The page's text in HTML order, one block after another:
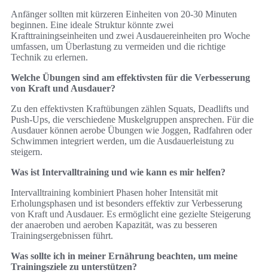
Anfänger sollten mit kürzeren Einheiten von 20-30 Minuten
beginnen. Eine ideale Struktur könnte zwei
Krafttrainingseinheiten und zwei Ausdauereinheiten pro Woche
umfassen, um Überlastung zu vermeiden und die richtige
Technik zu erlernen.
Welche Übungen sind am effektivsten für die Verbesserung
von Kraft und Ausdauer?
Zu den effektivsten Kraftübungen zählen Squats, Deadlifts und
Push-Ups, die verschiedene Muskelgruppen ansprechen. Für die
Ausdauer können aerobe Übungen wie Joggen, Radfahren oder
Schwimmen integriert werden, um die Ausdauerleistung zu
steigern.
Was ist Intervalltraining und wie kann es mir helfen?
Intervalltraining kombiniert Phasen hoher Intensität mit
Erholungsphasen und ist besonders effektiv zur Verbesserung
von Kraft und Ausdauer. Es ermöglicht eine gezielte Steigerung
der anaeroben und aeroben Kapazität, was zu besseren
Trainingsergebnissen führt.
Was sollte ich in meiner Ernährung beachten, um meine
Trainingsziele zu unterstützen?